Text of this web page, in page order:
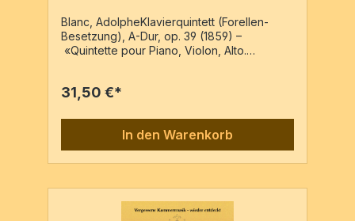
Blanc, AdolpheKlavierquintett (Forellen-
Besetzung), A-Dur, op. 39 (1859) –
«Quintette pour Piano, Violon, Alto.
Montgolfier –Reprint der Ausgabe: Paris :
Kb5 Stimmen / 60 Seiten
31,50 €*
In den Warenkorb